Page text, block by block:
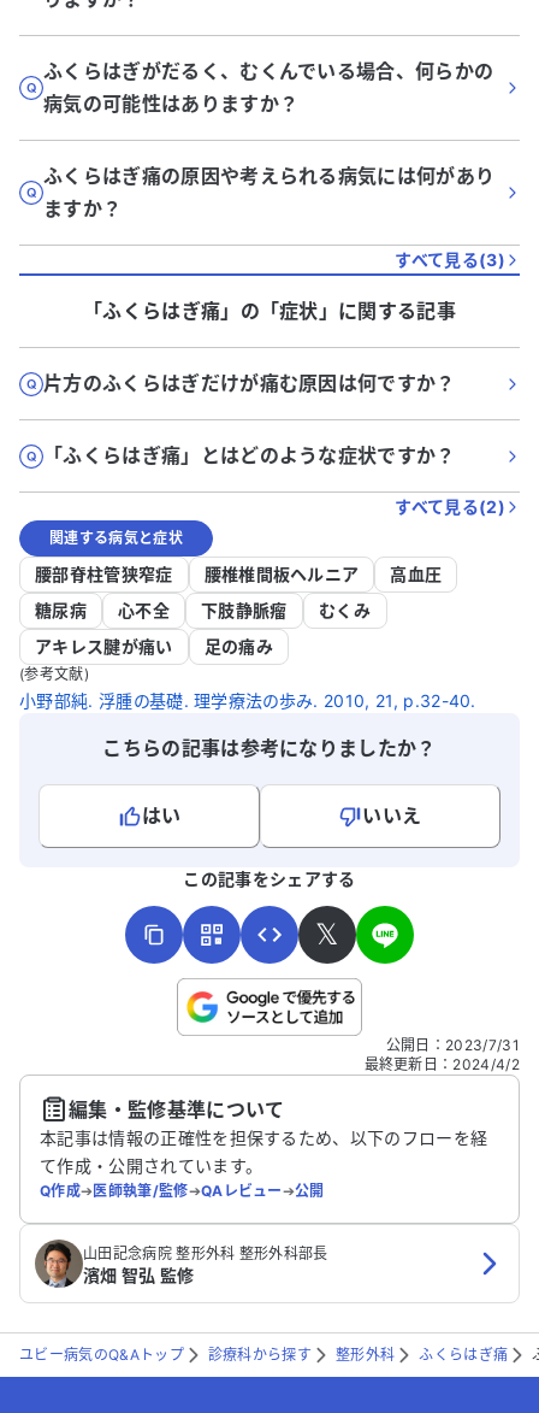
ふくらはぎがだるく、むくんでいる場合、何らかの
病気の可能性はありますか？
ふくらはぎ痛の原因や考えられる病気には何があり
ますか？
すべて見る(3)
「ふくらはぎ痛」 の「症状 」に関する記事
片方のふくらはぎだけが痛む原因は何ですか？
「ふくらはぎ痛」とはどのような症状ですか？
すべて見る(2)
関連する病気と症状
腰部脊柱管狭窄症 腰椎椎間板ヘルニア
高血圧
糖尿病
心不全 下肢静脈瘤
むくみ
アキレス腱が痛い
足の痛み
(参考文献)
小野部純. 浮腫の基礎. 理学療法の歩み. 2010, 21, p.32-40.
こちらの記事は参考になりましたか？
はい
いいえ
こちらは送信専用のフォームです。氏名やご自身の病気の詳細な
送信する
この記事をシェアする
𝕏
公開日 ： 2023/7/31
最終更新日 ： 2024/4/2
編集・監修基準について
本記事は情報の正確性を担保するため、以下のフローを経
て作成・公開されています。
Q作成➔医師執筆/監修➔QAレビュー➔公開
山田記念病院 整形外科 整形外科部長
濱畑 智弘 監修
ユビー病気のQ&Aトップ 診療科から探す 整形外科 ふくらはぎ痛